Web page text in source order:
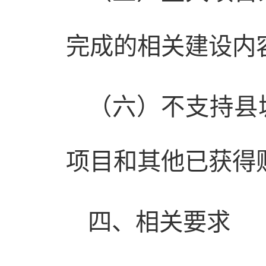
完成的相关建设
（六）不支持
项目和其他已获得
四、相关要求